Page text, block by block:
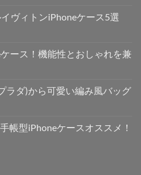
ヴィトンiPhoneケース5選
ース！機能性とおしゃれを兼
ラダ)から可愛い編み風バッグ
帳型iPhoneケースオススメ！